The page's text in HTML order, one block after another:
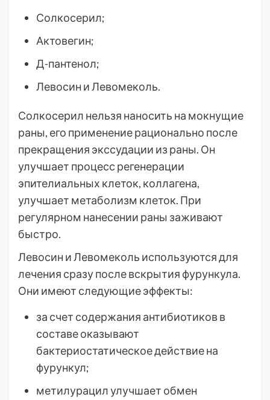
Солкосерил;
Актовегин;
Д-пантенол;
Левосин и Левомеколь.
Солкосерил нельзя наносить на мокнущие
раны, его применение рационально после
прекращения экссудации из раны. Он
улучшает процесс регенерации
эпителиальных клеток, коллагена,
улучшает метаболизм клеток. При
регулярном нанесении раны заживают
быстро.
Левосин и Левомеколь используются для
лечения сразу после вскрытия фурункула.
Они имеют следующие эффекты:
за счет содержания антибиотиков в
составе оказывают
бактериостатическое действие на
фурункул;
метилурацил улучшает обмен